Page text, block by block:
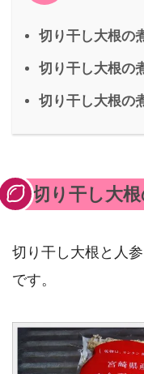
切り干し大根の
切り干し大根の
切り干し大根の
切り干し大
切り干し大根と人
です。